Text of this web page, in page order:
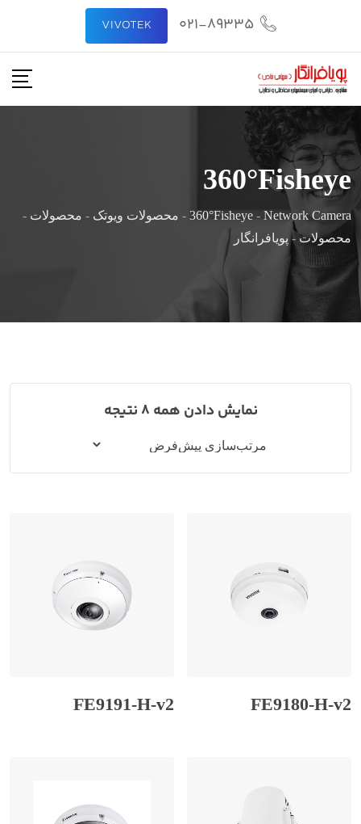
محتوا
021-89335
VIVOTEK
360°Fisheye
360°Fisheye - Network Camera
- محصولات ویوتک - محصولات -
محصولات - پویافرانگار
نمایش دادن همه 8 نتیجه
FE9180-H-v2
FE9191-H-v2